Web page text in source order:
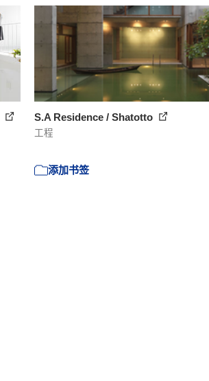
S.A Residence / Shatotto
工程
添加书签